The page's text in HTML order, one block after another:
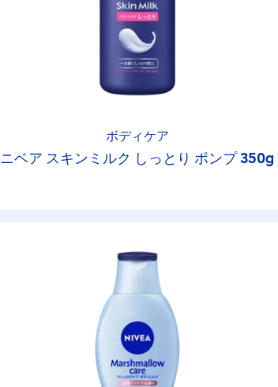
ボディケア
ニベア スキンミルク しっとり ポンプ 350g